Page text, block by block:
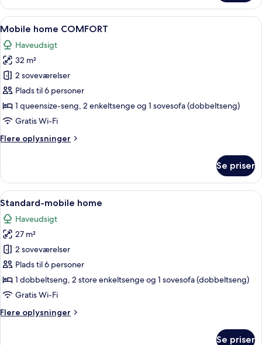
home
PREMIUM
FAMILY
Indlæs
alle
billeder
af
Mobile
home
COMFORT
Et moderne hotelværelse med en
6
Mobile home COMFORT
Haveudsigt
32 m²
2 soveværelser
Plads til 6 personer
1 queensize-seng, 2 enkeltsenge og 1 sovesofa (dobbeltseng)
Gratis Wi-Fi
Flere oplysninger
Flere
home
COMFORT
Se priser
Indlæs
alle
billeder
af
Standard-
mobile
home
En lille, etetages bygning med et
6
Standard-mobile home
Haveudsigt
27 m²
2 soveværelser
Plads til 6 personer
1 dobbeltseng, 2 store enkeltsenge og 1 sovesofa (dobbeltseng)
Gratis Wi-Fi
Flere oplysninger
Flere
Se priser